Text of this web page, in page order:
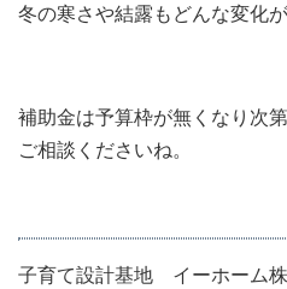
冬の寒さや結露もどんな変化
補助金は予算枠が無くなり次
ご相談くださいね。
子育て設計基地 イーホーム